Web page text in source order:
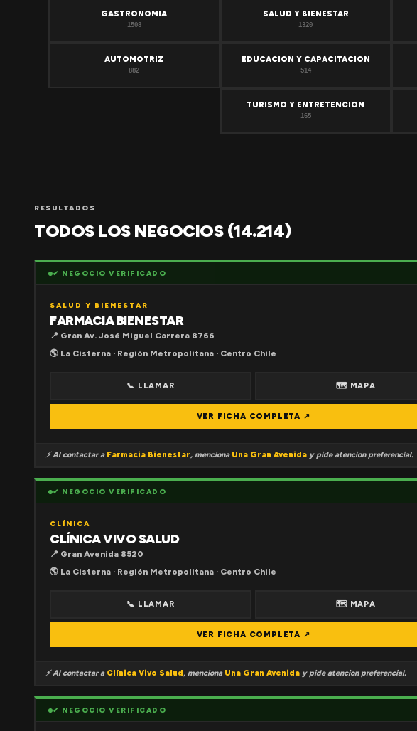
GASTRONOMIA
1508
SALUD Y BIENESTAR
1320
AUTOMOTRIZ
882
EDUCACION Y CAPACITACION
514
TURISMO Y ENTRETENCION
165
RESULTADOS
TODOS LOS NEGOCIOS (14.214)
✔ NEGOCIO VERIFICADO
SALUD Y BIENESTAR
FARMACIA BIENESTAR
📍 Gran Av. José Miguel Carrera 8766
🌎 La Cisterna · Región Metropolitana · Centro Chile
📞 LLAMAR 🗺 MAPA
VER FICHA COMPLETA ↗
⚡ Al contactar a Farmacia Bienestar, menciona Una Gran Avenida y pide atencion preferencial.
✔ NEGOCIO VERIFICADO
CLÍNICA
CLÍNICA VIVO SALUD
📍 Gran Avenida 8520
🌎 La Cisterna · Región Metropolitana · Centro Chile
📞 LLAMAR 🗺 MAPA
VER FICHA COMPLETA ↗
⚡ Al contactar a Clínica Vivo Salud, menciona Una Gran Avenida y pide atencion preferencial.
✔ NEGOCIO VERIFICADO